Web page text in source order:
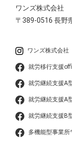
ワンズ株式会社
〒389-0516長野
ワンズ株式会社
就労移行支援
就労継続支援A
就労継続支援A
就労継続支援B
多機能型事業